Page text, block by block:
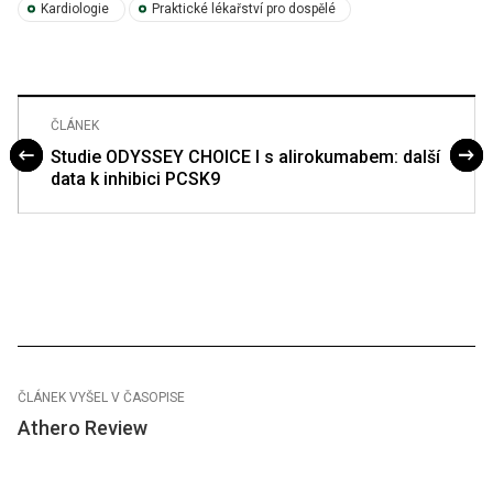
Kardiologie Praktické lékařství pro dospělé
ČLÁNEK
Studie ODYSSEY CHOICE I s alirokumabem: další
data k inhibici PCSK9
ČLÁNEK VYŠEL V ČASOPISE
Athero Review